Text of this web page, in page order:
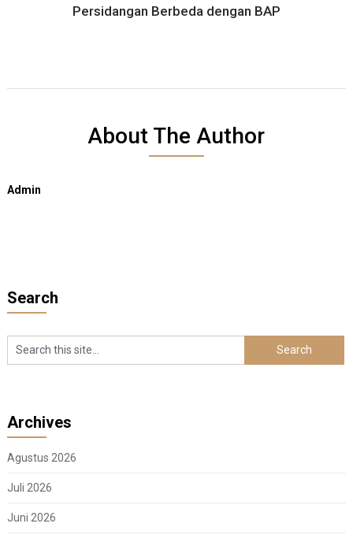
Persidangan Berbeda dengan BAP
About The Author
Admin
Search
Archives
Agustus 2026
Juli 2026
Juni 2026